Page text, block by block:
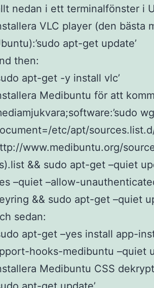
nedan i ett terminalfönster i
VLC player (den bästa
apt-get update’
then:
apt-get -y install vlc’
Medibuntu för att
etc/apt/
www.medibuntu.org/
&& sudo apt-get –quiet
–quiet –allow-
&& sudo apt-get –quiet
sedan:
apt-get –yes install app-
hooks-medibuntu –quiet
Medibuntu CSS